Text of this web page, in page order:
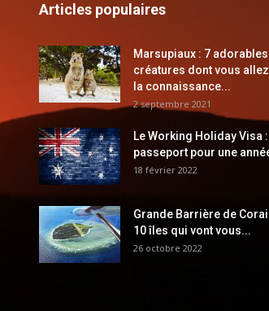
Articles populaires
Marsupiaux : 7 adorables
créatures dont vous
la connaissance...
2 septembre 2021
Le Working Holiday Visa
passeport pour une
18 février 2022
Grande Barrière de
10 îles qui vont vous...
26 octobre 2022